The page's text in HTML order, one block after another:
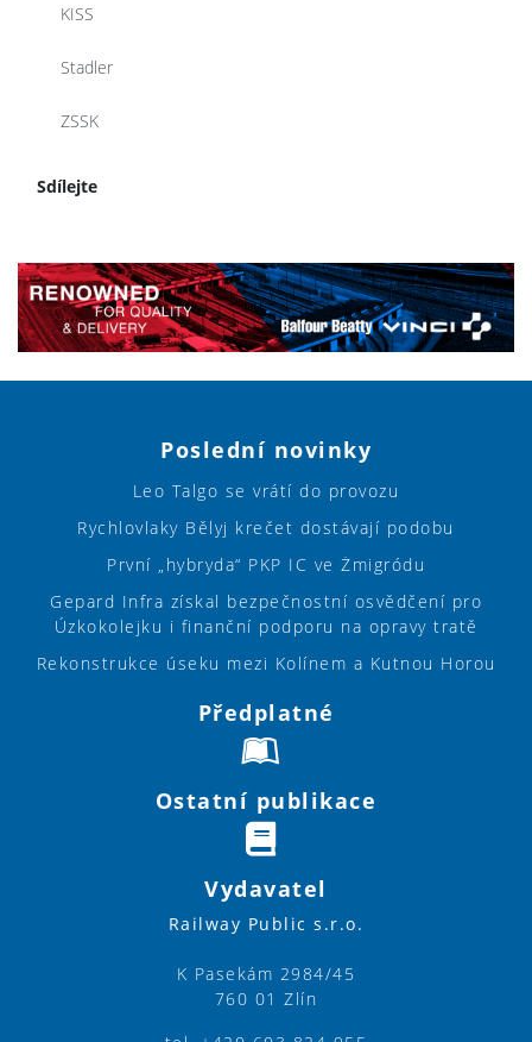
KISS
Stadler
ZSSK
Sdílejte
Poslední novinky
Leo Talgo se vrátí do provozu
Rychlovlaky Bělyj krečet dostávají podobu
První „hybryda“ PKP IC ve Żmigródu
Gepard Infra získal bezpečnostní osvědčení pro
Úzkokolejku i finanční podporu na opravy tratě
Rekonstrukce úseku mezi Kolínem a Kutnou Horou
Předplatné
Ostatní publikace
Vydavatel
Railway Public s.r.o.
K Pasekám 2984/45
760 01 Zlín